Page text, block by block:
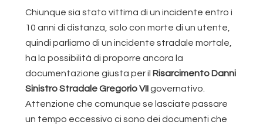
Chiunque sia stato vittima di un incidente entro i
10 anni di distanza, solo con morte di un utente,
quindi parliamo di un incidente stradale mortale,
ha la possibilità di proporre ancora la
documentazione giusta per il Risarcimento Danni
Sinistro Stradale Gregorio VIIgovernativo.
Attenzione che comunque se lasciate passare
un tempo eccessivo ci sono dei documenti che